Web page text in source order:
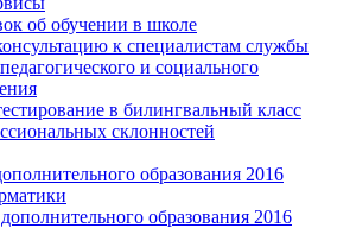
об обучении в школе
к специалистам службы
и социального
в билингвальный класс
склонностей
образования 2016
образования 2016